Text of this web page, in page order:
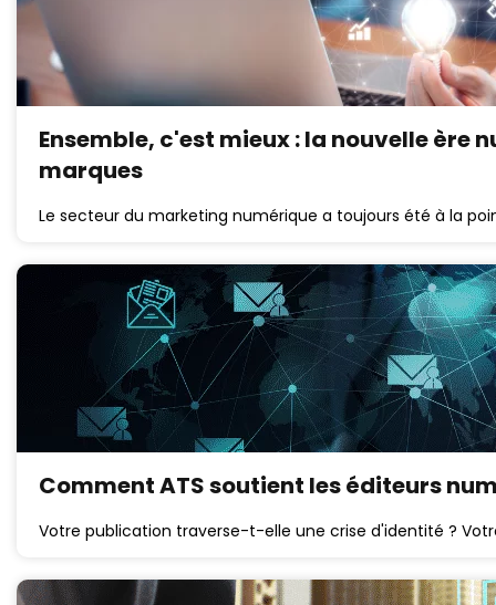
Ensemble, c'est mieux : la nouvelle ère
marques
Le secteur du marketing numérique a toujours été à la
Comment ATS soutient les éditeurs
Votre publication traverse-t-elle une crise d'identité ?